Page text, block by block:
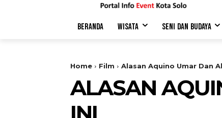
BERANDA WISATA SENI DAN BUDAYA
Home Film Alasan Aquino Umar Dan
ALASAN